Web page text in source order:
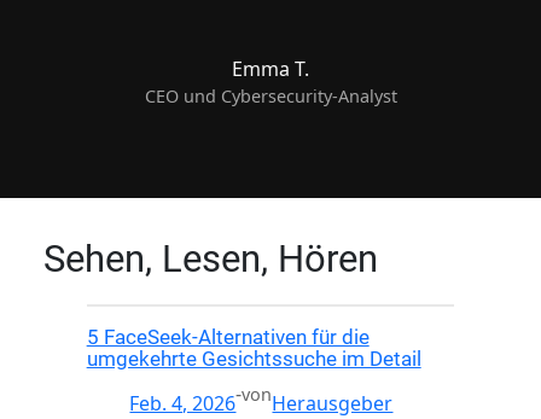
Emma T.
CEO und Cybersecurity-Analyst
Sehen, Lesen, Hören
5 FaceSeek-Alternativen für die
umgekehrte Gesichtssuche im Detail
Feb. 4, 2026-vonHerausgeber